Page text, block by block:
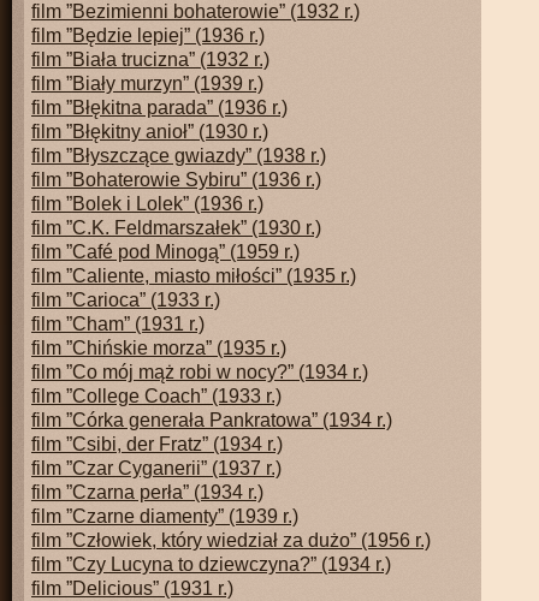
film ”Bezimienni bohaterowie” (1932 r.)
film ”Będzie lepiej” (1936 r.)
film ”Biała trucizna” (1932 r.)
film ”Biały murzyn” (1939 r.)
film ”Błękitna parada” (1936 r.)
film ”Błękitny anioł” (1930 r.)
film ”Błyszczące gwiazdy” (1938 r.)
film ”Bohaterowie Sybiru” (1936 r.)
film ”Bolek i Lolek” (1936 r.)
film ”C.K. Feldmarszałek” (1930 r.)
film ”Café pod Minogą” (1959 r.)
film ”Caliente, miasto miłości” (1935 r.)
film ”Carioca” (1933 r.)
film ”Cham” (1931 r.)
film ”Chińskie morza” (1935 r.)
film ”Co mój mąż robi w nocy?” (1934 r.)
film ”College Coach” (1933 r.)
film ”Córka generała Pankratowa” (1934 r.)
film ”Csibi, der Fratz” (1934 r.)
film ”Czar Cyganerii” (1937 r.)
film ”Czarna perła” (1934 r.)
film ”Czarne diamenty” (1939 r.)
film ”Człowiek, który wiedział za dużo” (1956 r.)
film ”Czy Lucyna to dziewczyna?” (1934 r.)
film ”Delicious” (1931 r.)